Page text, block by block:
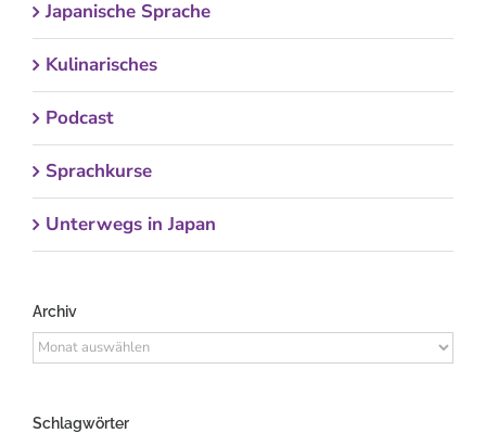
Japanische Sprache
Kulinarisches
Podcast
Sprachkurse
Unterwegs in Japan
Archiv
Archiv
Schlagwörter